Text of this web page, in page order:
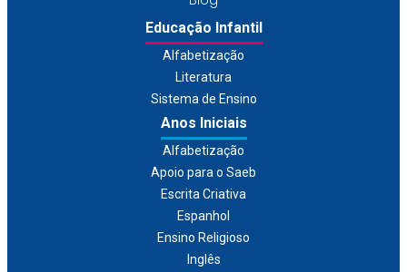
Educação Infantil
Alfabetização
Literatura
Sistema de Ensino
Anos Iniciais
Alfabetização
Apoio para o Saeb
Escrita Criativa
Espanhol
Ensino Religioso
Inglês